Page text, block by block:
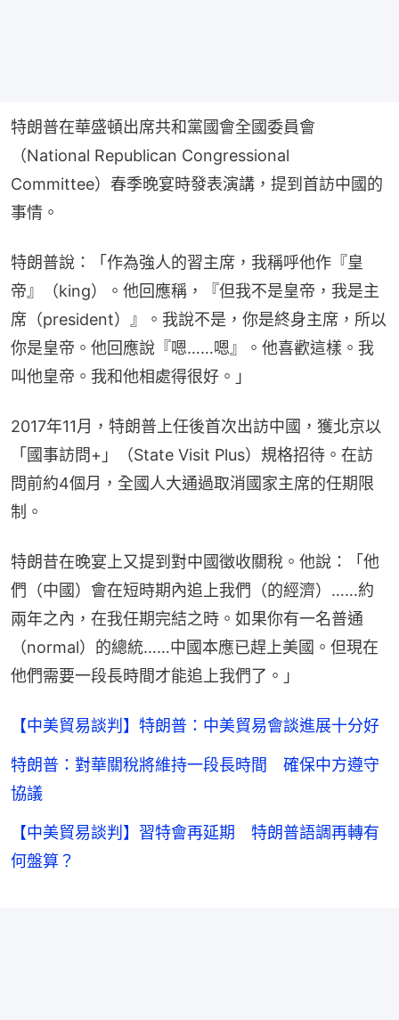
特朗普在華盛頓出席共和黨國會全國委員會
（National Republican Congressional
Committee）春季晚宴時發表演講，提到首訪中國的
事情。
特朗普說：「作為強人的習主席，我稱呼他作『皇
帝』（king）。他回應稱，『但我不是皇帝，我是主
席（president）』。我說不是，你是終身主席，所以
你是皇帝。他回應說『嗯……嗯』。他喜歡這樣。我
叫他皇帝。我和他相處得很好。」
2017年11月，特朗普上任後首次出訪中國，獲北京以
「國事訪問+」（State Visit Plus）規格招待。在訪
問前約4個月，全國人大通過取消國家主席的任期限
制。
特朗昔在晚宴上又提到對中國徵收關稅。他說：「他
們（中國）會在短時期內追上我們（的經濟）……約
兩年之內，在我任期完結之時。如果你有一名普通
（normal）的總統……中國本應已趕上美國。但現在
他們需要一段長時間才能追上我們了。」
【中美貿易談判】特朗普：中美貿易會談進展十分好
特朗普：對華關稅將維持一段長時間 確保中方遵守
協議
【中美貿易談判】習特會再延期 特朗普語調再轉有
何盤算？